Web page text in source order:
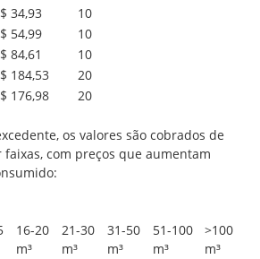
34,93
10
54,99
10
84,61
10
184,53
20
176,98
20
os valores são cobrados de
com preços que aumentam
16-20
m³
21-30
m³
31-50
m³
51-100
m³
>100
m³